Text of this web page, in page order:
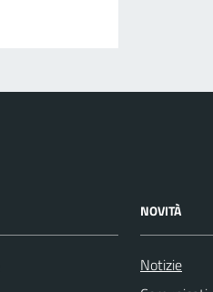
NOVITÀ
Notizie